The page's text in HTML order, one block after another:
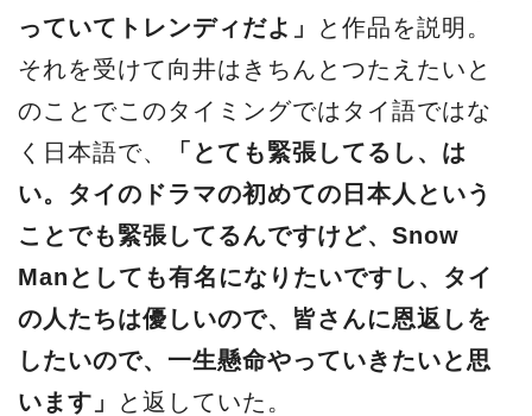
っていてトレンディだよ」
と作品を説明。
それを受けて向井はきちんとつたえたいと
のことでこのタイミングではタイ語ではな
く日本語で、
「とても緊張してるし、は
い。タイのドラマの初めての日本人という
ことでも緊張してるんですけど、Snow
Manとしても有名になりたいですし、タイ
の人たちは優しいので、皆さんに恩返しを
したいので、一生懸命やっていきたいと思
います」
と返していた。